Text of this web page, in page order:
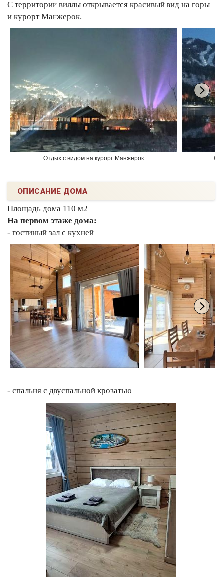
С территории виллы открывается красивый вид на горы
и курорт Манжерок.
Отдых с видом на курорт Манжерок
ОПИСАНИЕ ДОМА
Площадь дома 110 м2
На первом этаже дома:
- гостиный зал с кухней
- спальня с двуспальной кроватью